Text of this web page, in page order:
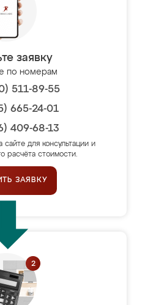
заявку
по номерам
511-89-55
665-24-01
409-68-13
сайте для консультации и
расчёта стоимости.
ЗАЯВКУ